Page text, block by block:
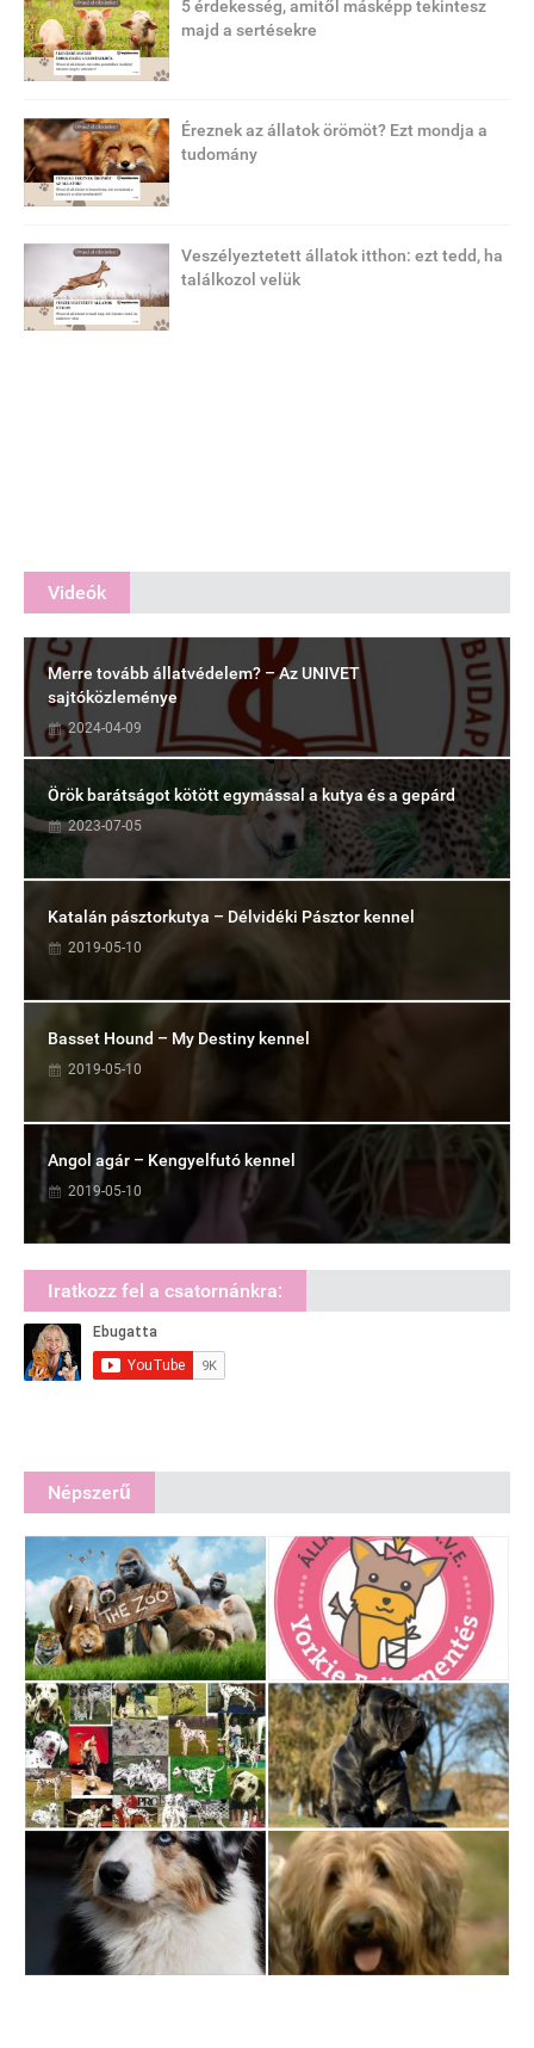
5 érdekesség, amitől másképp tekintesz
majd a sertésekre
Éreznek az állatok örömöt? Ezt mondja a
tudomány
Veszélyeztetett állatok itthon: ezt tedd, ha
találkozol velük
Videók
Merre tovább állatvédelem? – Az UNIVET
sajtóközleménye
2024-04-09
Örök barátságot kötött egymással a kutya és a gepárd
2023-07-05
Katalán pásztorkutya – Délvidéki Pásztor kennel
2019-05-10
Basset Hound – My Destiny kennel
2019-05-10
Angol agár – Kengyelfutó kennel
2019-05-10
Iratkozz fel a csatornánkra:
Népszerű